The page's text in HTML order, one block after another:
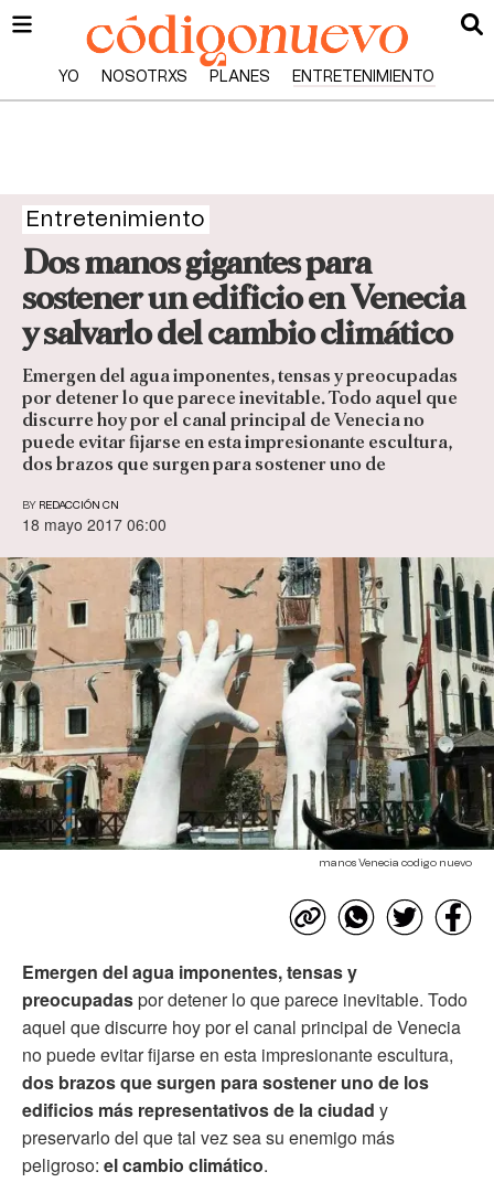
YO NOSOTRXS PLANES ENTRETENIMIENTO
Entretenimiento
Dos manos gigantes para
sostener un edificio en Venecia
y salvarlo del cambio climático
Emergen del agua imponentes, tensas y preocupadas
por detener lo que parece inevitable. Todo aquel que
discurre hoy por el canal principal de Venecia no
puede evitar fijarse en esta impresionante escultura,
dos brazos que surgen para sostener uno de
BY REDACCIÓN CN
18 mayo 2017 06:00
manos Venecia codigo nuevo
Emergen del agua imponentes, tensas y
preocupadaspor detener lo que parece inevitable. Todo
aquel que discurre hoy por el canal principal de Venecia
no puede evitar fijarse en esta impresionante escultura,
dos brazos que surgen para sostener uno de los
edificios más representativos de la ciudad y
preservarlo del que tal vez sea su enemigo más
peligroso: el cambio climático.